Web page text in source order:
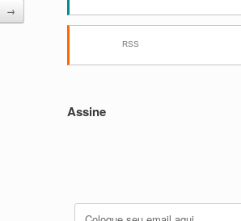
→
RSS
Assine